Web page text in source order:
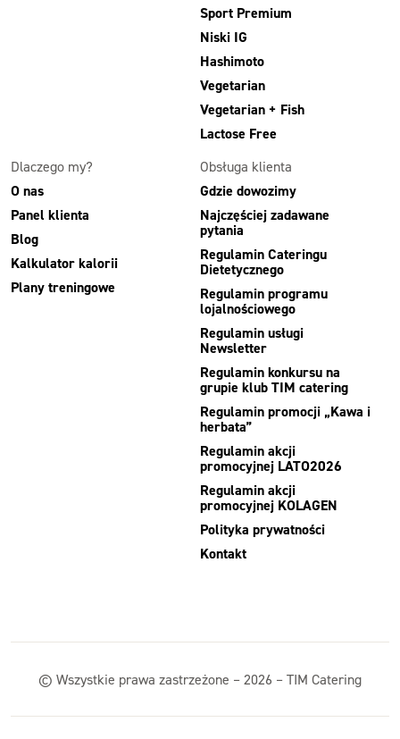
Sport Premium
Niski IG
Hashimoto
Vegetarian
Vegetarian + Fish
Lactose Free
Dlaczego my?
O nas
Panel klienta
Blog
Kalkulator kalorii
Plany treningowe
Obsługa klienta
Gdzie dowozimy
Najczęściej zadawane
pytania
Regulamin Cateringu
Dietetycznego
Regulamin programu
lojalnościowego
Regulamin usługi
Newsletter
Regulamin konkursu na
grupie klub TIM catering
Regulamin promocji „Kawa i
herbata”
Regulamin akcji
promocyjnej LATO2026
Regulamin akcji
promocyjnej KOLAGEN
Polityka prywatności
Kontakt
© Wszystkie prawa zastrzeżone – 2026 – TIM Catering